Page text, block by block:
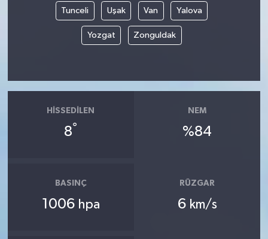
Tunceli Uşak Van Yalova
Yozgat Zonguldak
HISSEDILEN
8°
NEM
%84
BASINÇ
1006 hpa
RÜZGAR
6 km/s